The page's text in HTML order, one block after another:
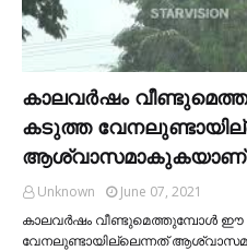
കാലവര്‍ഷം
കടുത്ത
Unknown
June 07, 2021
കാലവര്‍ഷം വീണ്ടുമെത്തുമ്പോള്‍ ഈ
വേനലുണ്ടായില്ലെന്നത്